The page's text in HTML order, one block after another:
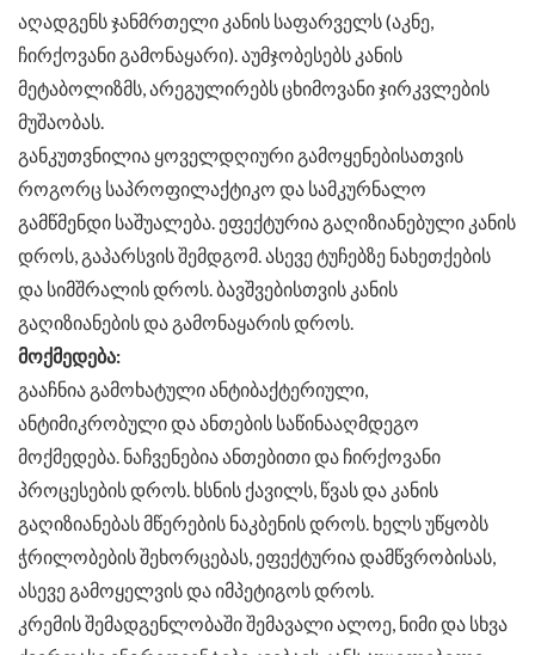
აღადგენს ჯანმრთელი კანის საფარველს (აკნე,
ჩირქოვანი გამონაყარი). აუმჯობესებს კანის
მეტაბოლიზმს, არეგულირებს ცხიმოვანი ჯირკვლების
მუშაობას.
განკუთვნილია ყოველდღიური გამოყენებისათვის
როგორც საპროფილაქტიკო და სამკურნალო
გამწმენდი საშუალება. ეფექტურია გაღიზიანებული კანის
დროს, გაპარსვის შემდგომ. ასევე ტუჩებზე ნახეთქების
და სიმშრალის დროს. ბავშვებისთვის კანის
გაღიზიანების და გამონაყარის დროს.
მოქმედება:
გააჩნია გამოხატული ანტიბაქტერიული,
ანტიმიკრობული და ანთების საწინააღმდეგო
მოქმედება. ნაჩვენებია ანთებითი და ჩირქოვანი
პროცესების დროს. ხსნის ქავილს, წვას და კანის
გაღიზიანებას მწერების ნაკბენის დროს. ხელს უწყობს
ჭრილობების შეხორცებას, ეფექტურია დამწვრობისას,
ასევე გამოყელვის და იმპეტიგოს დროს.
კრემის შემადგენლობაში შემავალი ალოე, ნიმი და სხვა